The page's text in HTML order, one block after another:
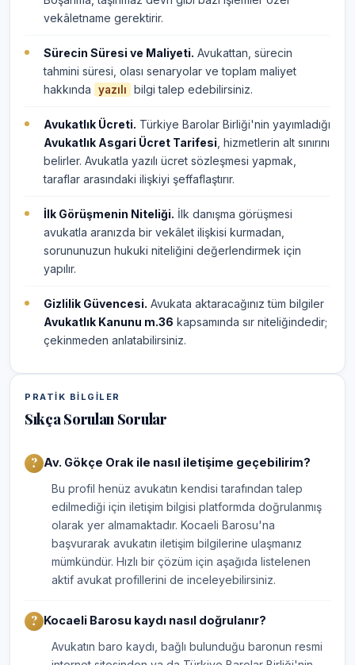
vekâletname gerektirir.
Sürecin Süresi ve Maliyeti. Avukattan, sürecin
tahmini süresi, olası senaryolar ve toplam maliyet
hakkında
yazılı bilgi talep edebilirsiniz.
Avukatlık Ücreti. Türkiye Barolar Birliği'nin yayımladığı
Avukatlık Asgari Ücret Tarifesi , hizmetlerin alt sınırını
belirler. Avukatla yazılı ücret sözleşmesi yapmak,
taraflar arasındaki ilişkiyi şeffaflaştırır.
İlk Görüşmenin Niteliği. İlk danışma görüşmesi
avukatla aranızda bir vekâlet ilişkisi kurmadan,
sorununuzun hukuki niteliğini değerlendirmek için
yapılır.
Gizlilik Güvencesi. Avukata aktaracağınız tüm bilgiler
Avukatlık Kanunu m.36 kapsamında sır niteliğindedir;
çekinmeden anlatabilirsiniz.
PRATIK BILGILER
Sıkça Sorulan Sorular
Av. Gökçe Orak ile nasıl iletişime geçebilirim?
Bu profil henüz avukatın kendisi tarafından talep
edilmediği için iletişim bilgisi platformda doğrulanmış
olarak yer almamaktadır. Kocaeli Barosu'na
başvurarak avukatın iletişim bilgilerine ulaşmanız
mümkündür. Hızlı bir çözüm için aşağıda listelenen
aktif avukat profillerini de inceleyebilirsiniz.
Kocaeli Barosu kaydı nasıl doğrulanır?
Avukatın baro kaydı, bağlı bulunduğu baronun resmi